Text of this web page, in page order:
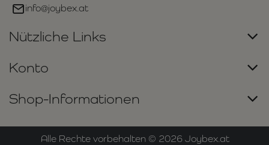
info@joybex.at
Nützliche Links
Konto
Shop-Informationen
Alle Rechte vorbehalten © 2026 Joybex.at